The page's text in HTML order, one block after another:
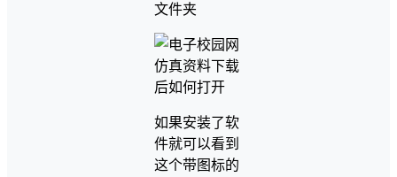
文件夹
如果安装了软
件就可以看到
这个带图标的